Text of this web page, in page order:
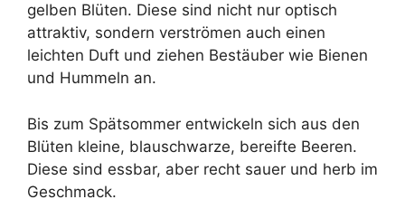
gelben Blüten. Diese sind nicht nur optisch
attraktiv, sondern verströmen auch einen
leichten Duft und ziehen Bestäuber wie Bienen
und Hummeln an.
Bis zum Spätsommer entwickeln sich aus den
Blüten kleine, blauschwarze, bereifte Beeren.
Diese sind essbar, aber recht sauer und herb im
Geschmack.